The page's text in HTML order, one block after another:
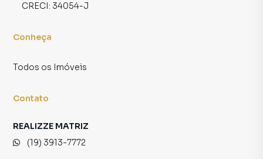
CRECI: 34054-J
Conheça
Todos os Imóveis
Contato
REALIZZE MATRIZ
(19) 3913-7772